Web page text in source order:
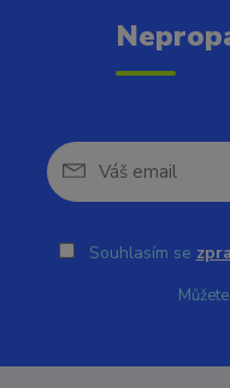
Souhlasím se